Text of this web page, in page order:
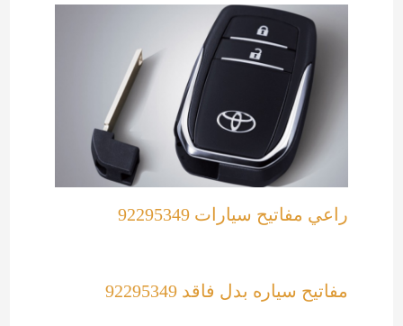
راعي مفاتيح سيارات 92295349
مفاتيح سياره بدل فاقد 92295349